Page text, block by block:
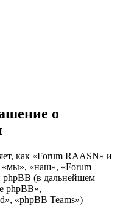
о
как «Forum RAASN» и
«мы», «наш», «Forum
phpBB (в дальнейшем
phpBB»,
«phpBB Teams»)